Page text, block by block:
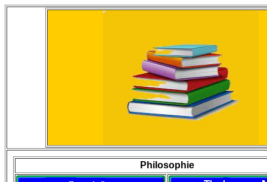
Philosophie